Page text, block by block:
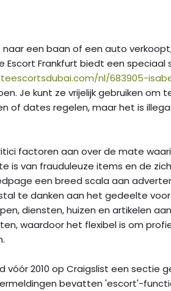
een baan of een auto
Escort Frankfurt biedt een speciaal
nl/683905-
Je kunt ze vrijelijk gebruiken om
of dates regelen, maar het is
factoren aan over de mate
is van frauduleuze items en de
een breed scala aan
te danken aan het gedeelte
diensten, huizen en artikelen
waardoor het flexibel is om
vóór 2010 op Craigslist een sectie
bevatten 'escort'-